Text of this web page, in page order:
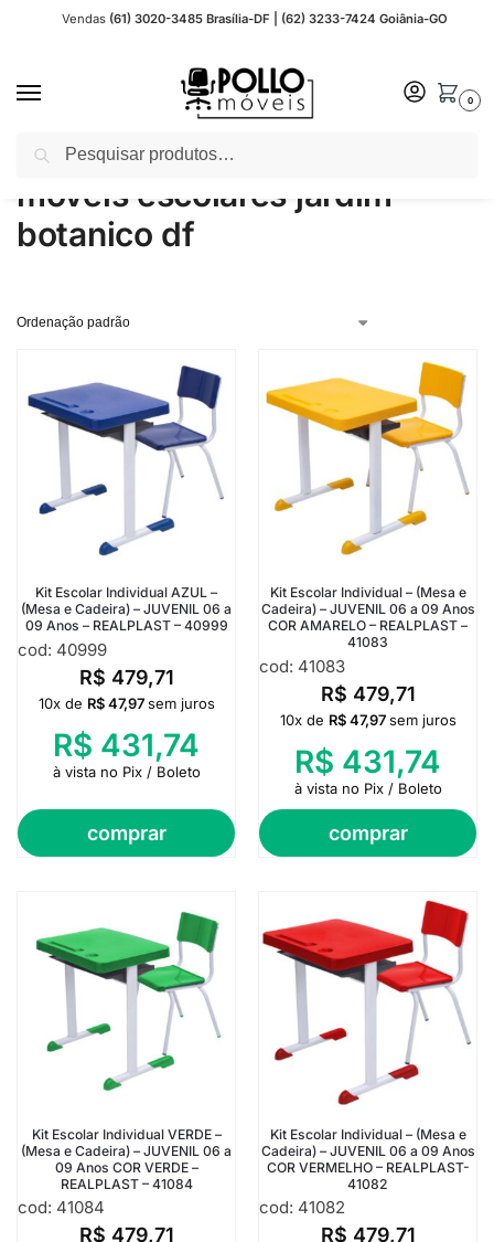
Vendas (61) 3020-3485 Brasília-DF | (62) 3233-7424 Goiânia-GO
0
Início Produtos marcados com a tag “moveis escolares jardim botanico df”
moveis escolares jardim
botanico df
Kit Escolar Individual AZUL –
(Mesa e Cadeira) – JUVENIL 06 a
09 Anos – REALPLAST – 40999
cod: 40999
R$ 479,71
comprar
10x de R$47,97 sem juros
R$ 431,74
à vista no Pix / Boleto
Kit Escolar Individual – (Mesa e
Cadeira) – JUVENIL 06 a 09 Anos
COR AMARELO – REALPLAST –
41083
cod: 41083
R$ 479,71
comprar
10x de R$47,97 sem juros
R$ 431,74
à vista no Pix / Boleto
Kit Escolar Individual VERDE –
(Mesa e Cadeira) – JUVENIL 06 a
09 Anos COR VERDE –
REALPLAST – 41084
cod: 41084
R$ 479,71
Kit Escolar Individual – (Mesa e
Cadeira) – JUVENIL 06 a 09 Anos
COR VERMELHO – REALPLAST-
41082
cod: 41082
R$ 479,71